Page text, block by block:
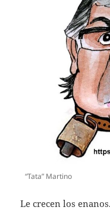
“Tata” Martino
Le crecen los